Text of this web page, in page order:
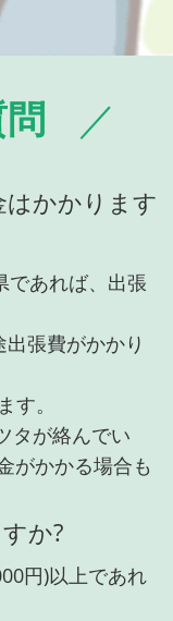
はかかります
であれば、出張
張費がかかり
。
タが絡んでい
がかかる場合も
か?
円)以上であれ